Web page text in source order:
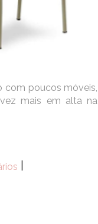
com poucos móveis,
mais em alta na